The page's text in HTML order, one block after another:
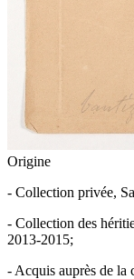
Origine
- Collection privée,
- Collection des
2013-2015;
- Acquis auprès de la